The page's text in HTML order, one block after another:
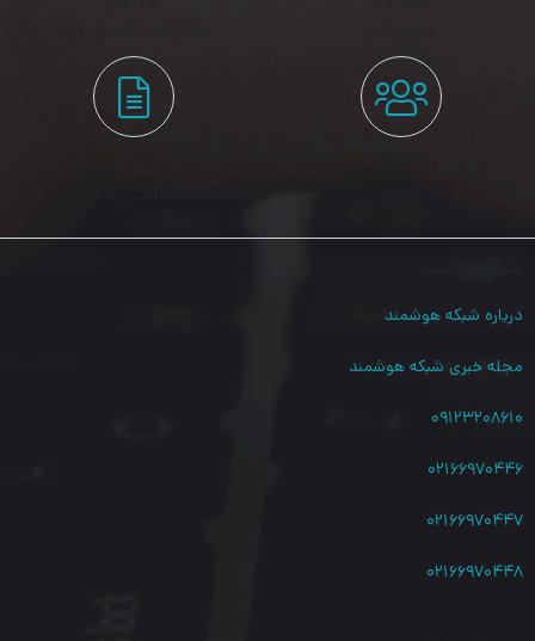
درباره شبکه هوشمند
مجله خبری شبکه هوشمند
۰۹۱۲۳۲۰۸۶۱۰
۰۲۱۶۶۹۷۰۴۴۶
۰۲۱۶۶۹۷۰۴۴۷
۰۲۱۶۶۹۷۰۴۴۸